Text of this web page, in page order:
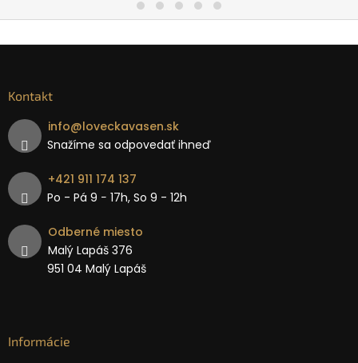
Kontakt
info@loveckavasen.sk
Snažíme sa odpovedať ihneď
+421 911 174 137
Po - Pá 9 − 17h, So 9 - 12h
Odberné miesto
Malý Lapáš 376
951 04 Malý Lapáš
Informácie